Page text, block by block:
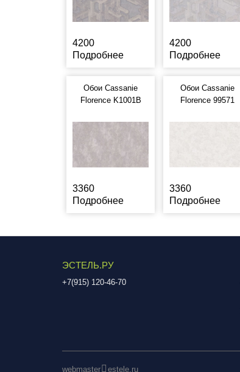
4200
Подробнее
4200
Подробнее
Обои Cassanie
Florence K1001B
3360
Подробнее
Обои Cassanie
Florence 99571
3360
Подробнее
ЭСТЕЛЬ.РУ
+7(915) 120-46-70
webmaster estele.ru